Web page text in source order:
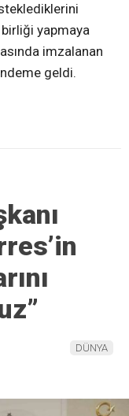
yapmaya
imzalanan
geldi.
DÜNYA